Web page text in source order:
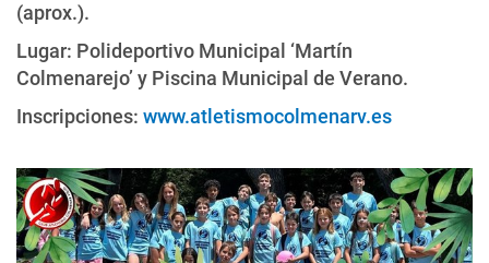
(aprox.).
Lugar: Polideportivo Municipal ‘Martín
Colmenarejo’ y Piscina Municipal de Verano.
Inscripciones: www.atletismocolmenarv.es